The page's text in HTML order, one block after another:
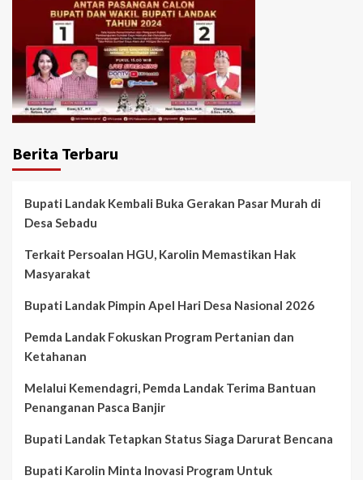
Berita Terbaru
Bupati Landak Kembali Buka Gerakan Pasar Murah di
Desa Sebadu
Terkait Persoalan HGU, Karolin Memastikan Hak
Masyarakat
Bupati Landak Pimpin Apel Hari Desa Nasional 2026
Pemda Landak Fokuskan Program Pertanian dan
Ketahanan
Melalui Kemendagri, Pemda Landak Terima Bantuan
Penanganan Pasca Banjir
Bupati Landak Tetapkan Status Siaga Darurat Bencana
Bupati Karolin Minta Inovasi Program Untuk